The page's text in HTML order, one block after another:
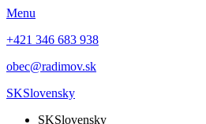
Menu
+421 346 683 938
obec@radimov.sk
SKSlovensky
SKSlovensky